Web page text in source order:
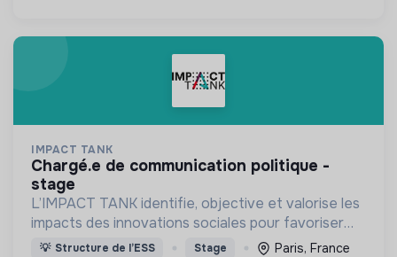
IMPACT TANK
chargé.e de communication politique -
stage
L’IMPACT TANK identifie, objective et valorise les
impacts des innovations sociales pour favoriser
leur développement à grande échelle et apporter
💡 Structure de l’ESS Stage Paris, France